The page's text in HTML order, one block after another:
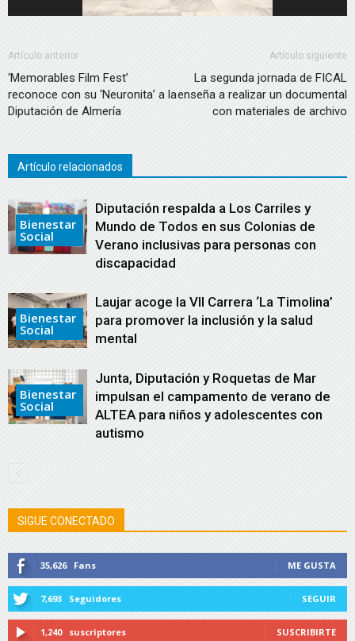
Artículo anterior
‘Memorables Film Fest’
reconoce con su ‘Neuronita’ a la
Diputación de Almería
Artículo siguiente
La segunda jornada de FICAL
enseña a realizar un documental
con materiales de archivo
Artículo relacionados
Bienestar
Social
Diputación respalda a Los Carriles y
Mundo de Todos en sus Colonias de
Verano inclusivas para personas con
discapacidad
Bienestar
Social
Laujar acoge la VII Carrera ‘La Timolina’
para promover la inclusión y la salud
mental
Bienestar
Social
Junta, Diputación y Roquetas de Mar
impulsan el campamento de verano de
ALTEA para niños y adolescentes con
autismo
SIGUE CONECTADO
35,626 Fans ME GUSTA
7,693 Seguidores SEGUIR
1,240 suscriptores SUSCRIBIRTE